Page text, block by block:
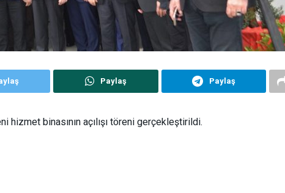
Paylaş Paylaş
binasının açılışı töreni gerçekleştirildi.